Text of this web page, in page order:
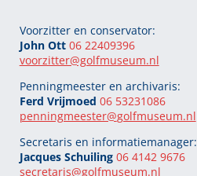
Voorzitter en conservator:
John Ott 06 22409396
voorzitter@golfmuseum.nl
Penningmeester en archivaris:
Ferd Vrijmoed 06 53231086
penningmeester@golfmuseum.nl
Secretaris en informatiemanager:
Jacques Schuiling 06 4142 9676
secretaris@golfmuseum.nl